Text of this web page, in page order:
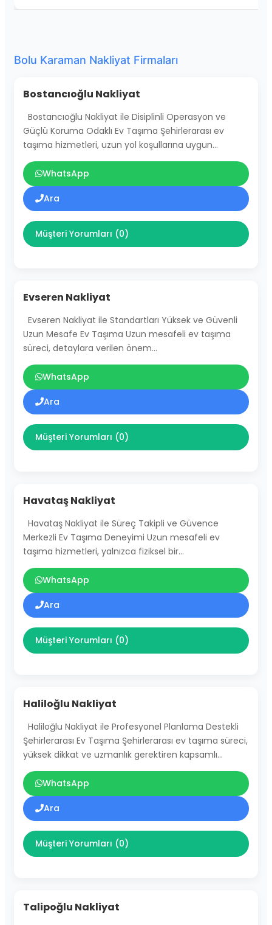
Bolu Karaman Nakliyat Firmaları
Bostancıoğlu Nakliyat
Bostancıoğlu Nakliyat ile Disiplinli Operasyon ve
Güçlü Koruma Odaklı Ev Taşıma Şehirlerarası ev
taşıma hizmetleri, uzun yol koşullarına uygun…
WhatsApp
Ara
Müşteri Yorumları (0)
Evseren Nakliyat
Evseren Nakliyat ile Standartları Yüksek ve Güvenli
Uzun Mesafe Ev Taşıma Uzun mesafeli ev taşıma
süreci, detaylara verilen önem…
WhatsApp
Ara
Müşteri Yorumları (0)
Havataş Nakliyat
Havataş Nakliyat ile Süreç Takipli ve Güvence
Merkezli Ev Taşıma Deneyimi Uzun mesafeli ev
taşıma hizmetleri, yalnızca fiziksel bir…
WhatsApp
Ara
Müşteri Yorumları (0)
Haliloğlu Nakliyat
Haliloğlu Nakliyat ile Profesyonel Planlama Destekli
Şehirlerarası Ev Taşıma Şehirlerarası ev taşıma süreci,
yüksek dikkat ve uzmanlık gerektiren kapsamlı…
WhatsApp
Ara
Müşteri Yorumları (0)
Talipoğlu Nakliyat